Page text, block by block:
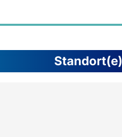
Standort(e)